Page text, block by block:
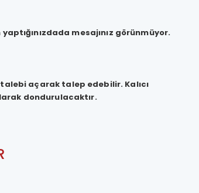
mesajınız görünmüyor.
açarak talep edebilir. Kalıcı
dondurulacaktır.